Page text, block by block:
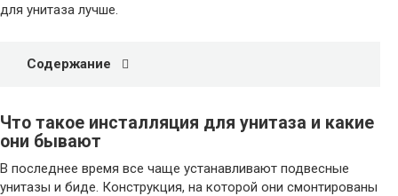
для унитаза лучше.
Содержание
Что такое инсталляция для унитаза и какие
они бывают
В последнее время все чаще устанавливают подвесные
унитазы и биде. Конструкция, на которой они смонтированы